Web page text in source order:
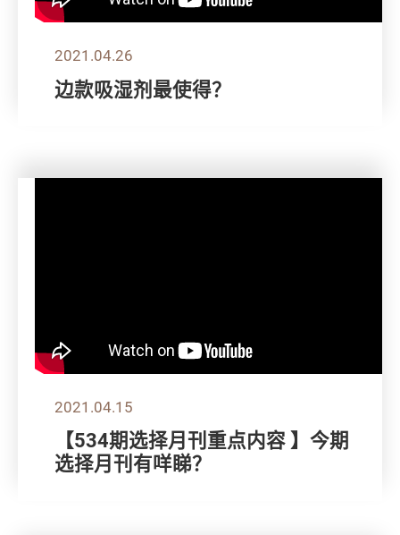
2021.04.26
边款吸湿剂最使得？
2021.04.15
【534期选择月刊重点内容 】今期
选择月刊有咩睇？